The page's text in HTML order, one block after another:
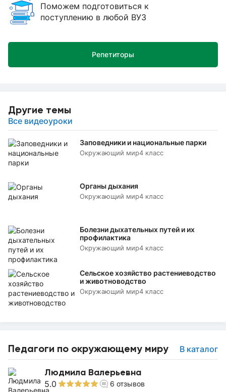
Другие темы
Все видеоуроки
Заповедники и национальные парки
Окружающий мир4 класс
Органы дыхания
Окружающий мир4 класс
Болезни дыхательных путей и их
профилактика
Окружающий мир4 класс
Сельское хозяйство растениеводство
и животноводство
Окружающий мир4 класс
Педагоги по окружающему миру В каталог
Людмила Валерьевна
5.0 6 отзывов
Поможем подготовиться к
поступлению в любой ВУЗ
Репетиторы